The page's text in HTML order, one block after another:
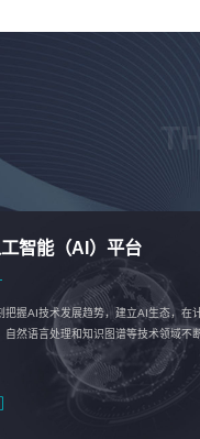
智能（AI）平台
把握AI技术发展趋势，建立AI生态，在
自然语言处理和知识图谱等技术领域不
化企业数智化转型加速器